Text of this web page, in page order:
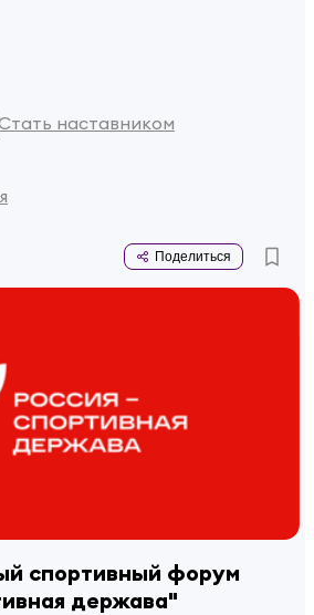
наставником
Поделиться
спортивный форум
держава"